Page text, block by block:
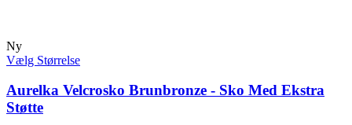
Ny
Vælg Størrelse
Aurelka Velcrosko Brunbronze - Sko Med Ekstra
Støtte